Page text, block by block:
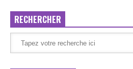
RECHERCHER